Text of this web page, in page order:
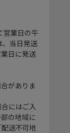
営業日の午
、当日発送
日に発送
がありま
にはご入
の地域に
送不可地